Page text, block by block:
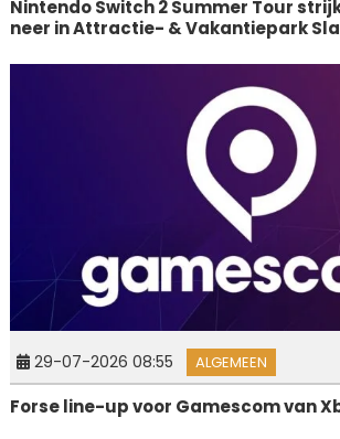
Nintendo Switch 2 Summer Tour
neer in Attractie- & Vakantiepark
29-07-2026 08:55 ALGEMEEN
Forse line-up voor Gamescom van